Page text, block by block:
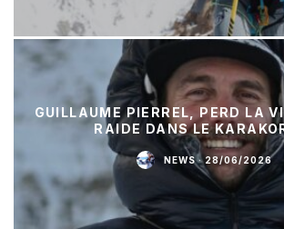
GUILLAUME PIERREL, PERD LA
RAIDE DANS LE
NEWS · 28/06/2026